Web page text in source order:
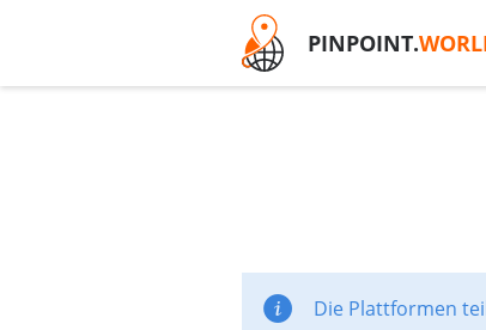
PINPOINT.
Die Plattformen